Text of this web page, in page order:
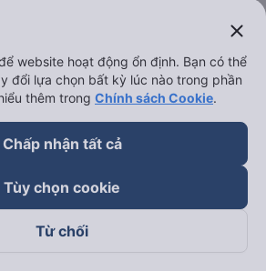
hành và giờ kết thúc của xe khách
ở Gia Nghĩa - Đắk Nông: 18:10, 21:51
close
website hoạt động ổn định. Bạn có thể
đổi lựa chọn bất kỳ lúc nào trong phần
thêm trong Chính sách Cookie.
Chấp nhận tất cả
Tùy chọn cookie
Từ chối